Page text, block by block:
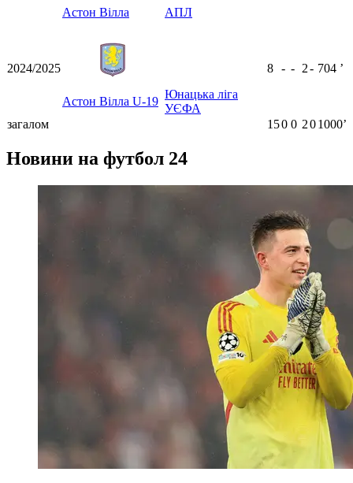
Астон Вілла АПЛ
2024/2025
Астон Вілла U-19
Юнацька ліга
УЄФА
8 - - 2- 704 ʼ
загалом 150 0 201000ʼ
Новини на футбол 24